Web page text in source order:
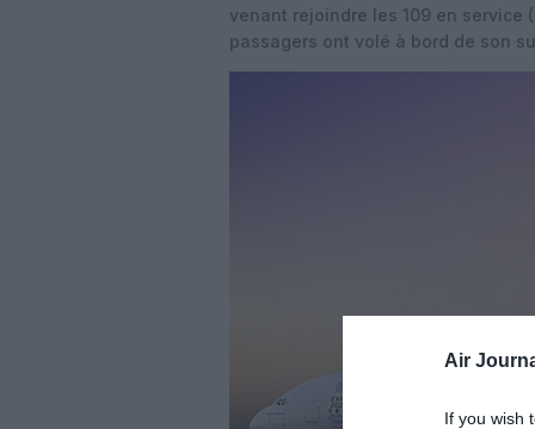
Air
If you wish
venant rejoindre les 109 en service
passagers ont volé à bord de son